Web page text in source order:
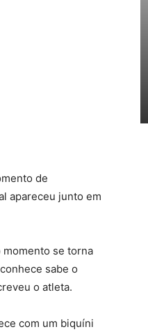
de
apareceu junto em
momento se torna
sabe o
o atleta.
com um biquíni